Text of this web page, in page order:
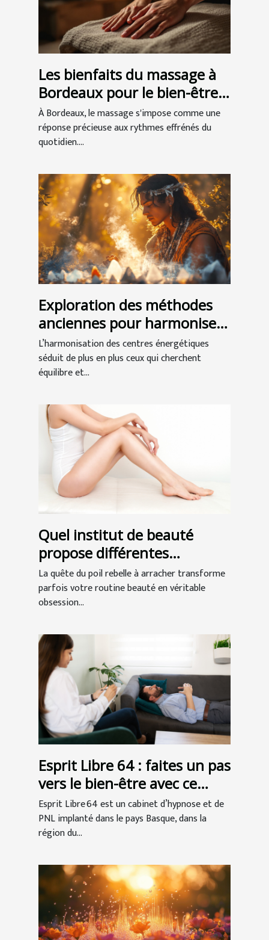
Les bienfaits du massage à
Bordeaux pour le bien-être
et la santé
À Bordeaux, le massage s'impose comme une
réponse précieuse aux rythmes effrénés du
quotidien....
Exploration des méthodes
anciennes pour harmoniser
les centres énergétiques
L’harmonisation des centres énergétiques
séduit de plus en plus ceux qui cherchent
équilibre et...
Quel institut de beauté
propose différentes
épilations à Bordeaux ?
La quête du poil rebelle à arracher transforme
parfois votre routine beauté en véritable
obsession...
Esprit Libre 64 : faites un pas
vers le bien-être avec ce
cabinet d’hypnose à Anglet !
Esprit Libre 64 est un cabinet d’hypnose et de
PNL implanté dans le pays Basque, dans la
région du...